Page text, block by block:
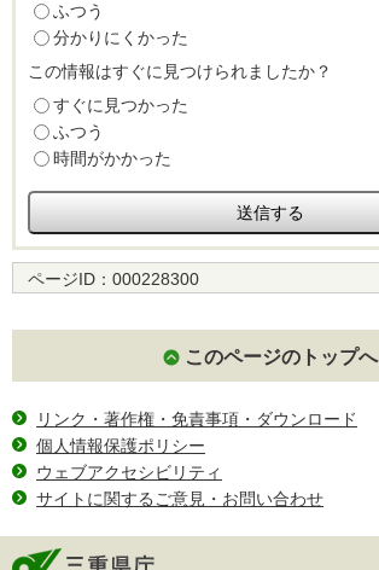
ふつう
分かりにくかった
この情報はすぐに見つけられましたか？
すぐに見つかった
ふつう
時間がかかった
ページID： 000228300
このページのトップへ
リンク・著作権・免責事項・ダウンロード
個人情報保護ポリシー
ウェブアクセシビリティ
サイトに関するご意見・お問い合わせ